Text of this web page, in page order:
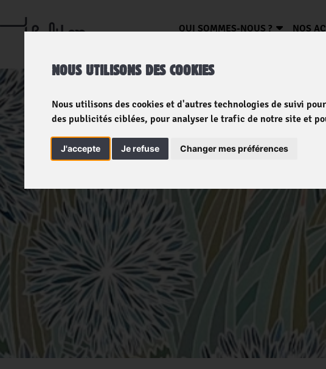
NOUS UTILISONS DES COOKIES
Nous utilisons des cookies et d'autres technologies de suivi
des publicités ciblées, pour analyser le trafic de notre site et
J'accepte Je refuse Changer mes préférences
QUI SOMMES-NOUS ? NOS